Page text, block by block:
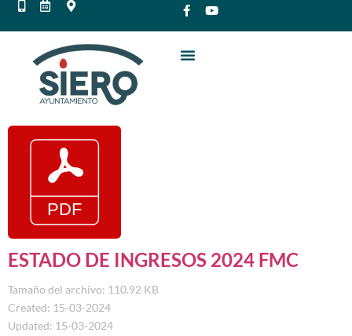
ESTADO DE INGRESOS 2024 FMC
Tamaño del archivo: 110.92 KB
Created: 15-03-2024
Updated: 15-03-2024